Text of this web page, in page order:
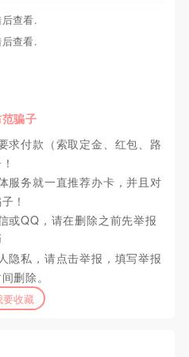
查看.
查看.
骗子
求付款（索取定金、红包、路
服务就一直推荐办卡，并且对
！
或QQ，请在删除之前先举报
隐私，请点击举报，填写举报
删除。
要收藏